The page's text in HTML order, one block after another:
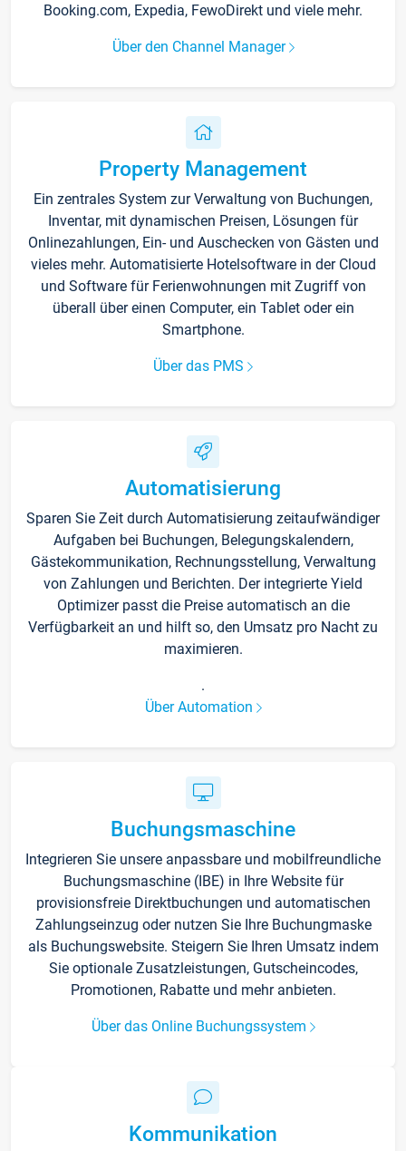
Booking.com, Expedia, FewoDirekt und viele mehr.
Über den Channel Manager
Property Management
Ein zentrales System zur Verwaltung von Buchungen,
Inventar, mit dynamischen Preisen, Lösungen für
Onlinezahlungen, Ein- und Auschecken von Gästen und
vieles mehr. Automatisierte Hotelsoftware in der Cloud
und Software für Ferienwohnungen mit Zugriff von
überall über einen Computer, ein Tablet oder ein
Smartphone.
Über das PMS
Automatisierung
Sparen Sie Zeit durch Automatisierung zeitaufwändiger
Aufgaben bei Buchungen, Belegungskalendern,
Gästekommunikation, Rechnungsstellung, Verwaltung
von Zahlungen und Berichten. Der integrierte Yield
Optimizer passt die Preise automatisch an die
Verfügbarkeit an und hilft so, den Umsatz pro Nacht zu
maximieren.
.
Über Automation
Buchungsmaschine
Integrieren Sie unsere anpassbare und mobilfreundliche
Buchungsmaschine (IBE) in Ihre Website für
provisionsfreie Direktbuchungen und automatischen
Zahlungseinzug oder nutzen Sie Ihre Buchungmaske
als Buchungswebsite. Steigern Sie Ihren Umsatz indem
Sie optionale Zusatzleistungen, Gutscheincodes,
Promotionen, Rabatte und mehr anbieten.
Über das Online Buchungssystem
Kommunikation